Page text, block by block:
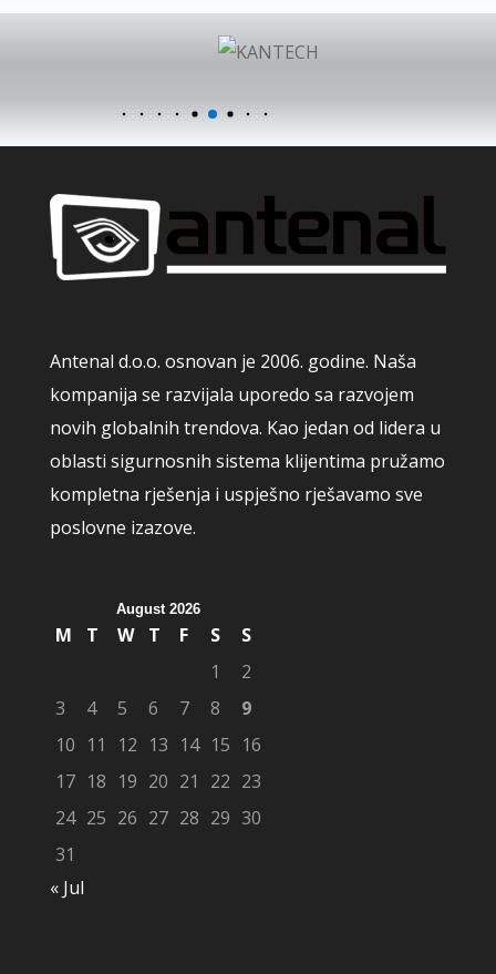
Antenal d.o.o. osnovan je 2006. godine. Naša
kompanija se razvijala uporedo sa razvojem
novih globalnih trendova. Kao jedan od lidera u
oblasti sigurnosnih sistema klijentima pružamo
kompletna rješenja i uspješno rješavamo sve
poslovne izazove.
August 2026
M T W T F S
S
1
2
3
4 5 6 7 8
9
10 11 12 13 14 15 16
17 18 19 20 21 22 23
24 25 26 27 28 29 30
31
« Jul